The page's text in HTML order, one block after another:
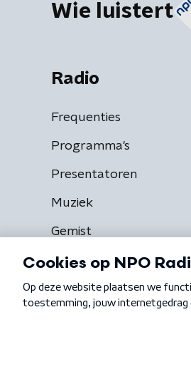
Wie luistert
Radio
Frequenties
Programma's
Presentatoren
Muziek
Gemist
Algemene voorwaarden